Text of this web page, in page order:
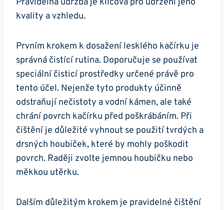
kvality‌ a ‌vzhledu.
Prvním‍ krokem k dosažení lesklého kačírku ‌je
správná čistící rutina. Doporučuje se používat
speciální čisticí prostředky‍ určené právě pro
tento účel. Nejenže⁢ tyto produkty účinně
odstraňují‌ nečistoty a vodní kámen, ale také
chrání povrch⁢ kačírku ⁣před poškrábáním. Při⁢
čištění je důležité vyhnout se použití tvrdých a
drsných‌ houbiček, které by mohly poškodit
povrch. Raději zvolte jemnou houbičku nebo
měkkou ‍utěrku.
Dalším ⁣důležitým krokem je pravidelné čištění⁣